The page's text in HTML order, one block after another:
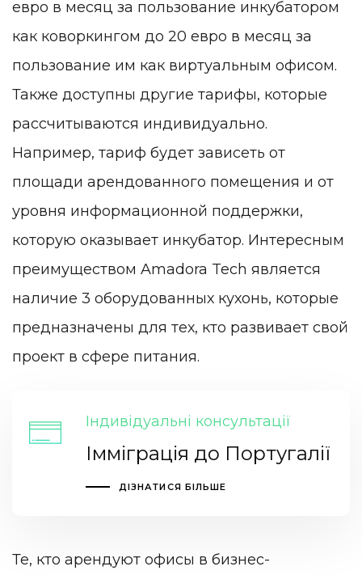
евро в месяц за пользование инкубатором
как коворкингом до 20 евро в месяц за
пользование им как виртуальным офисом.
Также доступны другие тарифы, которые
рассчитываются индивидуально.
Например, тариф будет зависеть от
площади арендованного помещения и от
уровня информационной поддержки,
которую оказывает инкубатор. Интересным
преимуществом Amadora Tech является
наличие 3 оборудованных кухонь, которые
предназначены для тех, кто развивает свой
проект в сфере питания.
Індивідуальні консультації
Імміграція до Португалії
ДІЗНАТИСЯ БІЛЬШЕ
Те, кто арендуют офисы в бизнес-